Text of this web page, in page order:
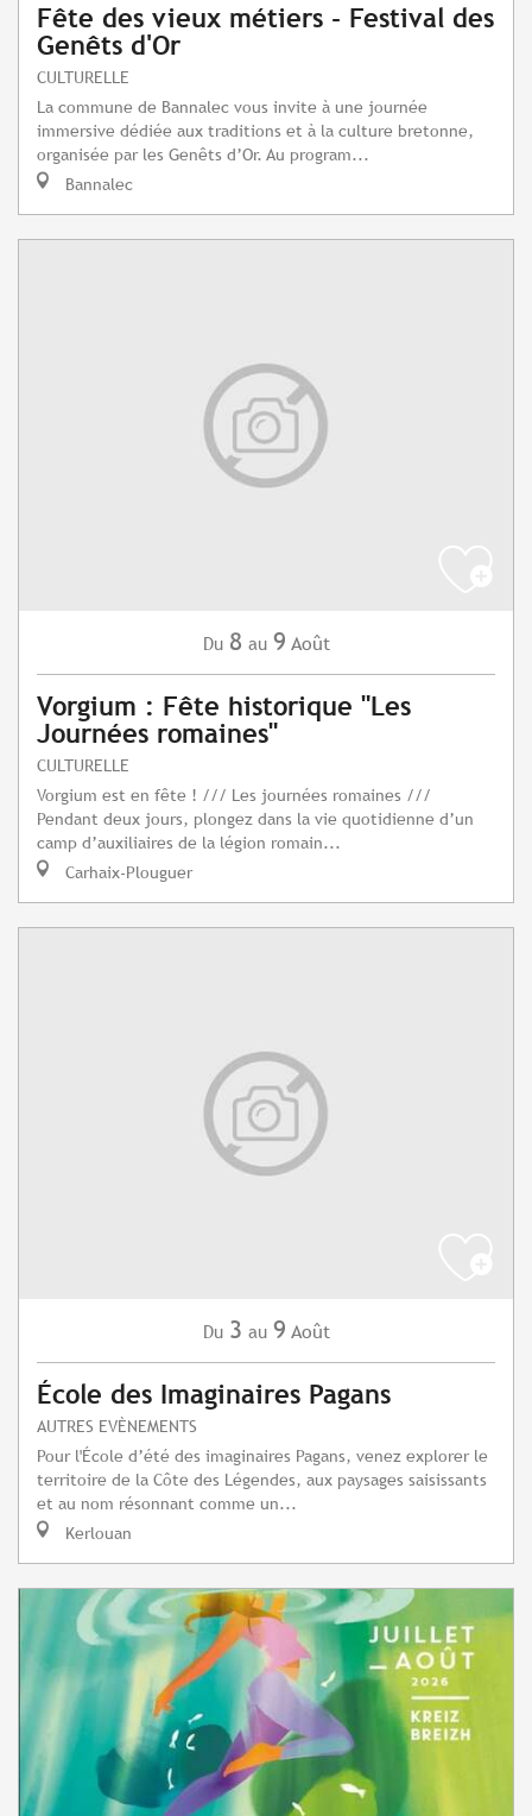
Fête des vieux métiers - Festival des
Genêts d'Or
CULTURELLE
La commune de Bannalec vous invite à une journée
immersive dédiée aux traditions et à la culture bretonne,
organisée par les Genêts d’Or. Au program...
Bannalec
Du 8 au 9 Août
Vorgium : Fête historique "Les
Journées romaines"
CULTURELLE
Vorgium est en fête ! /// Les journées romaines ///
Pendant deux jours, plongez dans la vie quotidienne d’un
camp d’auxiliaires de la légion romain...
Carhaix-Plouguer
Du 3 au 9 Août
École des Imaginaires Pagans
AUTRES EVÈNEMENTS
Pour l'École d’été des imaginaires Pagans, venez explorer le
territoire de la Côte des Légendes, aux paysages saisissants
et au nom résonnant comme un...
Kerlouan